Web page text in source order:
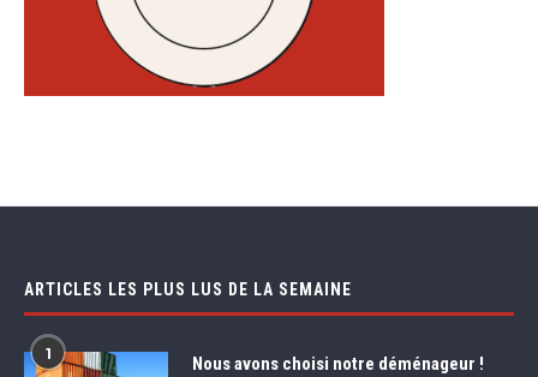
ARTICLES LES PLUS LUS DE LA SEMAINE
1 Nous avons choisi notre déménageur !